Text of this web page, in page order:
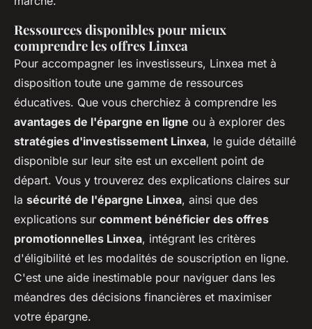
Ressources disponibles pour mieux
comprendre les offres Linxea
Pour accompagner les investisseurs, Linxea met à
disposition toute une gamme de ressources
éducatives. Que vous cherchiez à comprendre les
avantages de l'épargne en ligne ou à explorer des
stratégies d'investissement Linxea, le guide détaillé
disponible sur leur site est un excellent point de
départ. Vous y trouverez des explications claires sur
la sécurité de l'épargne Linxea, ainsi que des
explications sur comment bénéficier des offres
promotionnelles Linxea, intégrant les critères
d'éligibilité et les modalités de souscription en ligne.
C'est une aide inestimable pour naviguer dans les
méandres des décisions financières et maximiser
votre épargne.